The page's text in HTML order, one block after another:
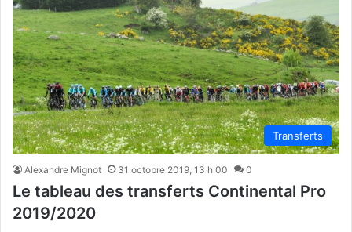
Transferts
Alexandre Mignot 31 octobre 2019, 13 h 00 0
Le tableau des transferts Continental Pro
2019/2020